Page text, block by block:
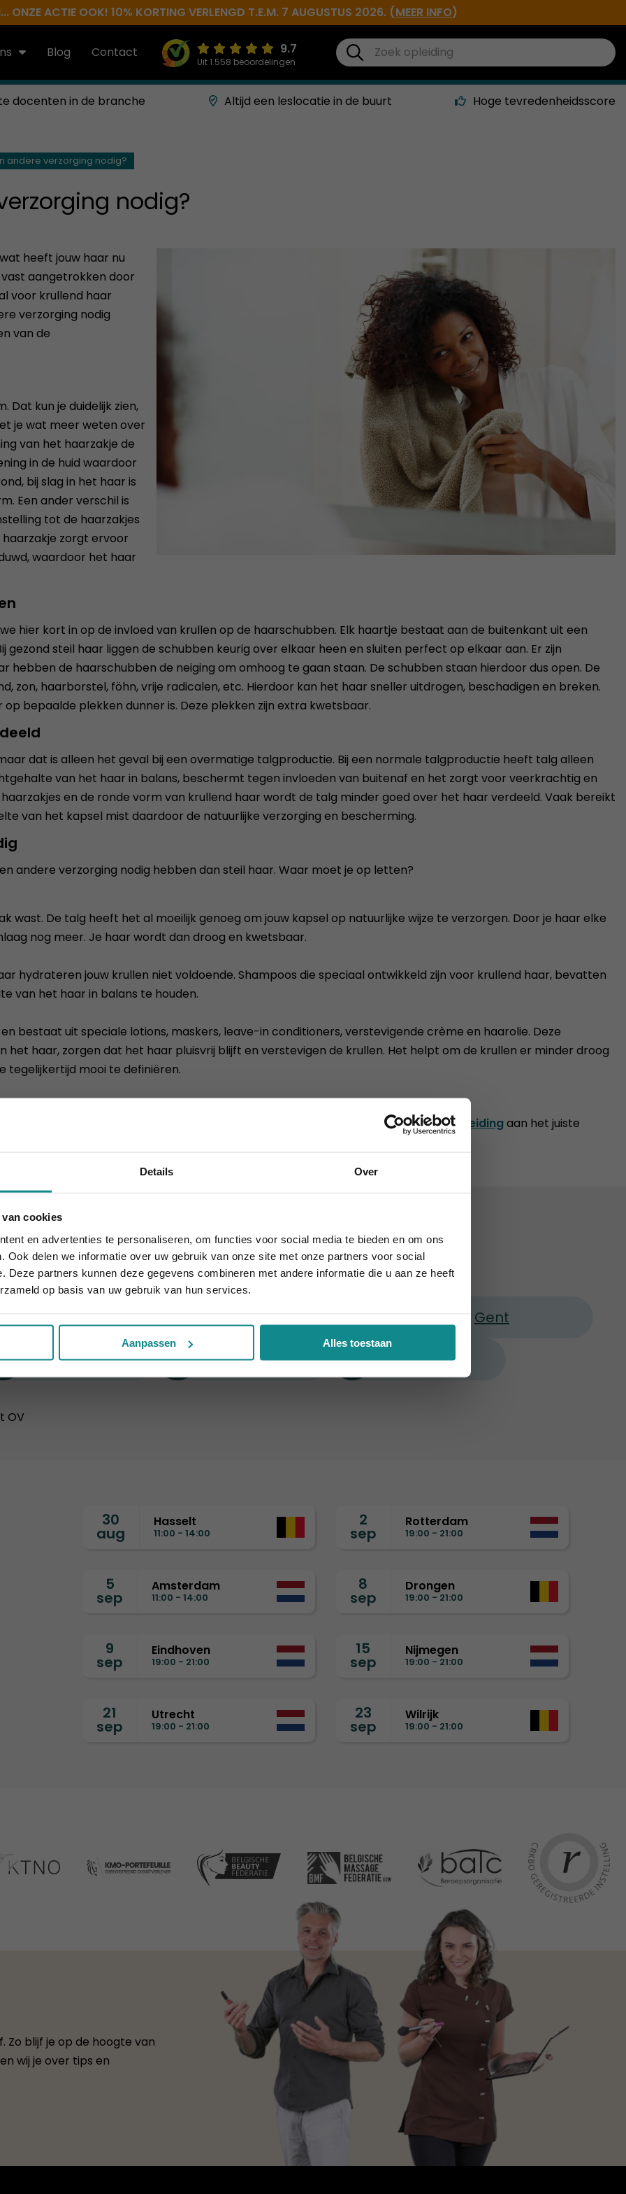
Details Over
cookies
en advertenties te personaliseren, om functies voor social media te bieden en om ons
Ook delen we informatie over uw gebruik van onze site met onze partners voor social
Deze partners kunnen deze gegevens combineren met andere informatie die u aan ze heeft
op basis van uw gebruik van hun services.
Aanpassen Alles toestaan
ONZE ACTIE OOK! 10% KORTING VERLENGD T.E.M. 7 AUGUSTUS 2026. (MEER INFO)
Blog Contact 9.7
Uit 1.558 beoordelingen
docenten in de branche Altijd een leslocatie in de buurt Hoge tevredenheidsscore
andere verzorging nodig?
nodig?
heeft jouw haar nu
vast aangetrokken door
voor krullend haar
verzorging nodig
van de
Dat kun je duidelijk zien,
je wat meer weten over
van het haarzakje de
in de huid waardoor
bij slag in het haar is
Een ander verschil is
tot de haarzakjes
zorgt ervoor
waardoor het haar
hier kort in op de invloed van krullen op de haarschubben. Elk haartje bestaat aan de buitenkant uit een
gezond steil haar liggen de schubben keurig over elkaar heen en sluiten perfect op elkaar aan. Er zijn
hebben de haarschubben de neiging om omhoog te gaan staan. De schubben staan hierdoor dus open. De
zon, haarborstel, föhn, vrije radicalen, etc. Hierdoor kan het haar sneller uitdrogen, beschadigen en breken.
bepaalde plekken dunner is. Deze plekken zijn extra kwetsbaar.
dat is alleen het geval bij een overmatige talgproductie. Bij een normale talgproductie heeft talg alleen
van het haar in balans, beschermt tegen invloeden van buitenaf en het zorgt voor veerkrachtig en
en de ronde vorm van krullend haar wordt de talg minder goed over het haar verdeeld. Vaak bereikt
van het kapsel mist daardoor de natuurlijke verzorging en bescherming.
andere verzorging nodig hebben dan steil haar. Waar moet je op letten?
wast. De talg heeft het al moeilijk genoeg om jouw kapsel op natuurlijke wijze te verzorgen. Door je haar elke
nog meer. Je haar wordt dan droog en kwetsbaar.
hydrateren jouw krullen niet voldoende. Shampoos die speciaal ontwikkeld zijn voor krullend haar, bevatten
van het haar in balans te houden.
bestaat uit speciale lotions, maskers, leave-in conditioners, verstevigende crème en haarolie. Deze
haar, zorgen dat het haar pluisvrij blijft en verstevigen de krullen. Het helpt om de krullen er minder droog
tegelijkertijd mooi te definiëren.
en het creëren van de mooiste kapsels? Dan ben je bij onze Allround Kappersopleidingaan het juiste
het komt in deze opleiding kapper allemaal aan bod!
Nederland en België
Gent
Nijmegen Rotterdam Utrecht
OV
30
aug
Hasselt
11:00 - 14:00
2
sep
Rotterdam
19:00 - 21:00
5
sep
Amsterdam
11:00 - 14:00
8
sep
Drongen
19:00 - 21:00
9
sep
Eindhoven
19:00 - 21:00
15
sep
Nijmegen
19:00 - 21:00
21
sep
Utrecht
19:00 - 21:00
23
sep
Wilrijk
19:00 - 21:00
Zo blijf je op de hoogte van
wij je over tips en
aan... onze actie ook! 10% korting verlengd t.e.m. 7 augustus 2026.
Sluiten